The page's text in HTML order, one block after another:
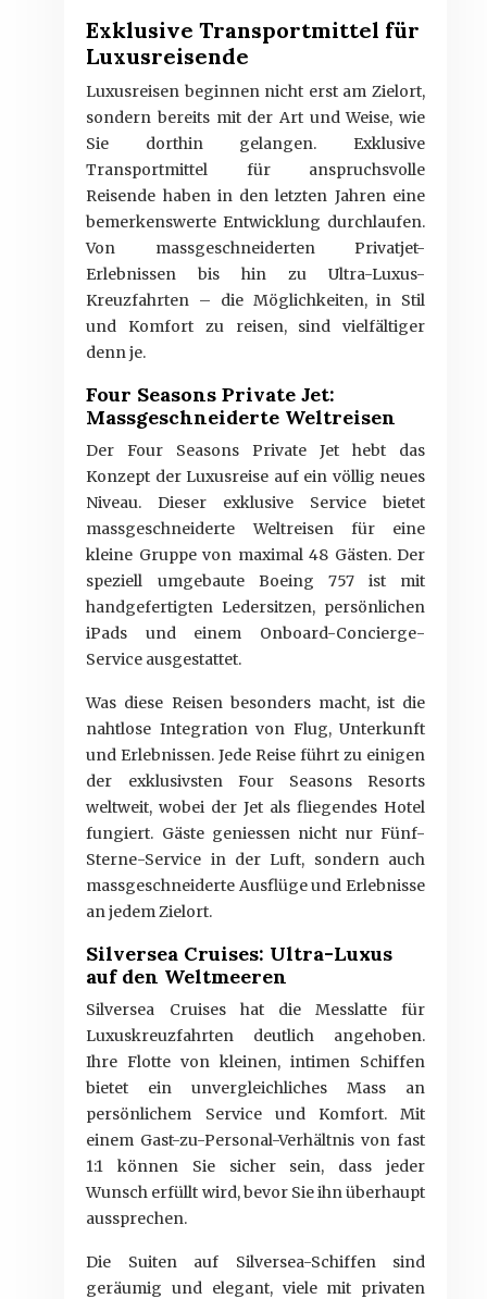
Exklusive Transportmittel für
Luxusreisende
Luxusreisen beginnen nicht erst am Zielort,
sondern bereits mit der Art und Weise, wie
Sie dorthin gelangen. Exklusive
Transportmittel für anspruchsvolle
Reisende haben in den letzten Jahren eine
bemerkenswerte Entwicklung durchlaufen.
Von massgeschneiderten Privatjet-
Erlebnissen bis hin zu Ultra-Luxus-
Kreuzfahrten – die Möglichkeiten, in Stil
und Komfort zu reisen, sind vielfältiger
denn je.
Four Seasons Private Jet:
Massgeschneiderte Weltreisen
Der Four Seasons Private Jet hebt das
Konzept der Luxusreise auf ein völlig neues
Niveau. Dieser exklusive Service bietet
massgeschneiderte Weltreisen für eine
kleine Gruppe von maximal 48 Gästen. Der
speziell umgebaute Boeing 757 ist mit
handgefertigten Ledersitzen, persönlichen
iPads und einem Onboard-Concierge-
Service ausgestattet.
Was diese Reisen besonders macht, ist die
nahtlose Integration von Flug, Unterkunft
und Erlebnissen. Jede Reise führt zu einigen
der exklusivsten Four Seasons Resorts
weltweit, wobei der Jet als fliegendes Hotel
fungiert. Gäste geniessen nicht nur Fünf-
Sterne-Service in der Luft, sondern auch
massgeschneiderte Ausflüge und Erlebnisse
an jedem Zielort.
Silversea Cruises: Ultra-Luxus
auf den Weltmeeren
Silversea Cruises hat die Messlatte für
Luxuskreuzfahrten deutlich angehoben.
Ihre Flotte von kleinen, intimen Schiffen
bietet ein unvergleichliches Mass an
persönlichem Service und Komfort. Mit
einem Gast-zu-Personal-Verhältnis von fast
1:1 können Sie sicher sein, dass jeder
Wunsch erfüllt wird, bevor Sie ihn überhaupt
aussprechen.
Die Suiten auf Silversea-Schiffen sind
geräumig und elegant, viele mit privaten